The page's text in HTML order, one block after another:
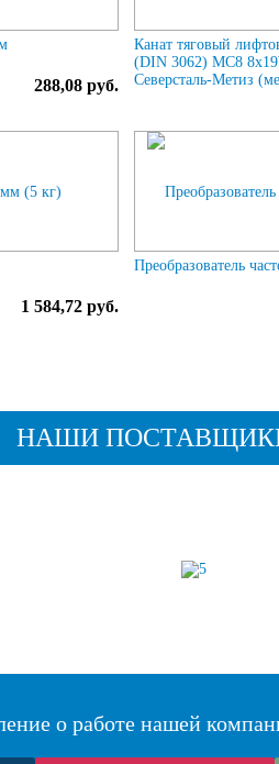
288,08 руб.
Канат тяговый
(DIN 3062) МС8
Северсталь-Метиз
1 584,72 руб.
Преобразователь
НАШИ
о работе нашей